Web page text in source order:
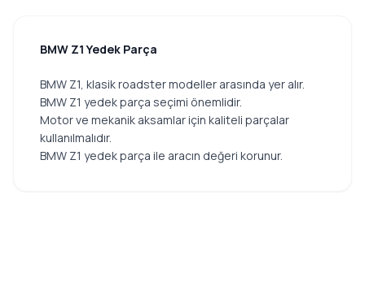
BMW Z1 Yedek Parça
BMW Z1, klasik roadster modeller arasında yer alır.
BMW Z1 yedek parça seçimi önemlidir.
Motor ve mekanik aksamlar için kaliteli parçalar
kullanılmalıdır.
BMW Z1 yedek parça ile aracın değeri korunur.